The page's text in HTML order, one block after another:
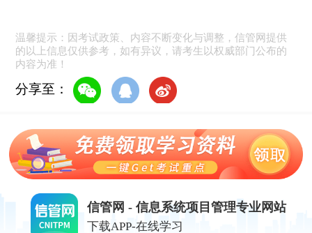
温馨提示：因考试政策、内容不断变化与调整，信管网提供
的以上信息仅供参考，如有异议，请考生以权威部门公布的
内容为准！
分享至：
信管网 - 信息系统项目管理专业网站
下载APP-在线学习